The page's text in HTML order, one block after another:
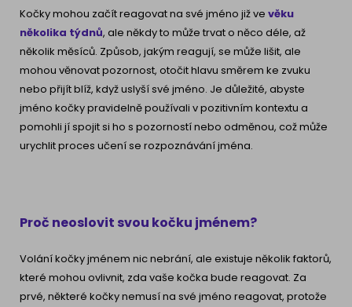
Kočky mohou začít reagovat na své jméno již ve věku
několika týdnů, ale někdy to může trvat o něco déle, až
několik měsíců. Způsob, jakým reagují, se může lišit, ale
mohou věnovat pozornost, otočit hlavu směrem ke zvuku
nebo přijít blíž, když uslyší své jméno. Je důležité, abyste
jméno kočky pravidelně používali v pozitivním kontextu a
pomohli jí spojit si ho s pozorností nebo odměnou, což může
urychlit proces učení se rozpoznávání jména.
Proč neoslovit svou kočku jménem?
Volání kočky jménem nic nebrání, ale existuje několik faktorů,
které mohou ovlivnit, zda vaše kočka bude reagovat. Za
prvé, některé kočky nemusí na své jméno reagovat, protože